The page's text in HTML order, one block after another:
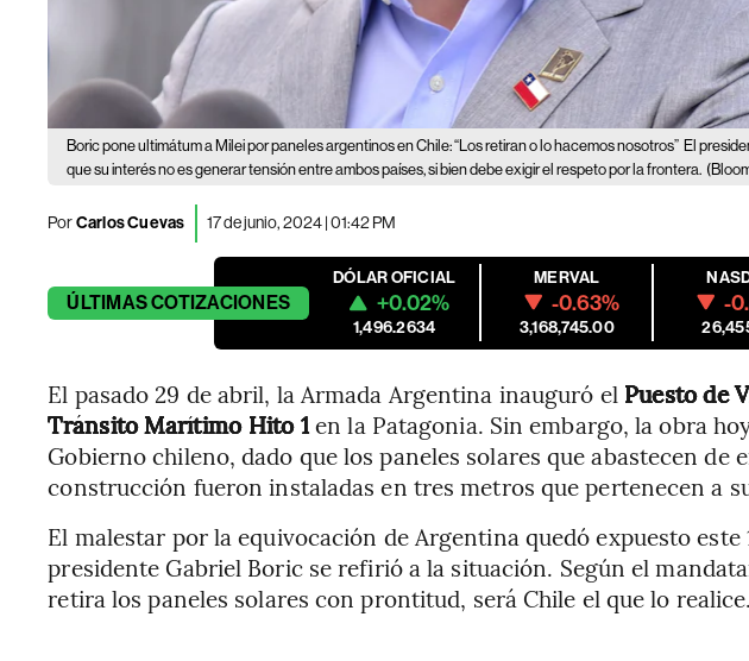
Boric pone ultimátum a Milei por paneles argentinos en Chile: “Los retiran o lo hacemos nosotros” El
que su interés no es generar tensión entre ambos países, si bien debe exigir el respeto por la frontera.
PorCarlos Cuevas 17 de junio, 2024 | 01:42 PM
ÚLTIMASCOTIZACIONES
DÓLAR OFICIAL
+0.02%
1,496.2634
MERVAL
-0.63%
3,168,745.00
-
El pasado 29 de abril, la Armada Argentina inauguró el Puesto de
Tránsito Marítimo Hito 1en la Patagonia. Sin embargo, la obra
Gobierno chileno, dado que los paneles solares que abastecen de
construcción fueron instaladas en tres metros que pertenecen a
El malestar por la equivocación de Argentina quedó expuesto este
presidente Gabriel Boric se refirió a la situación. Según el
retira los paneles solares con prontitud, será Chile el que lo realice.